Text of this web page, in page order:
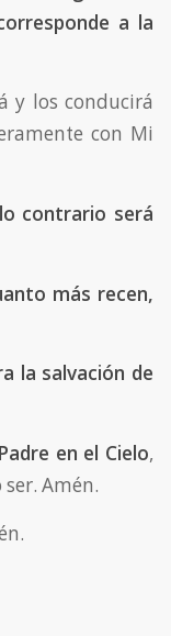
a la
y los conducirá
con Mi
contrario será
más recen,
la salvación de
en el Cielo,
Amén.